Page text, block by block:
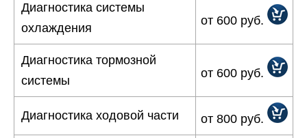
Диагностика системы
охлаждения
от 600 руб.
Диагностика тормозной
системы
от 600 руб.
Диагностика ходовой части от 800 руб.